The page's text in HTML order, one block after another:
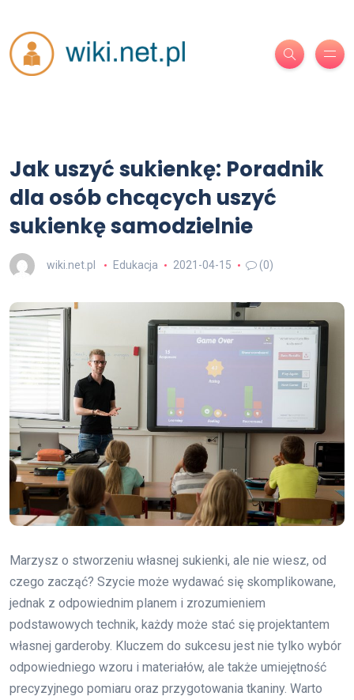
Jak uszyć sukienkę: Poradnik
dla osób chcących uszyć
sukienkę samodzielnie
wiki.net.pl Edukacja 2021-04-15 (0)
Marzysz o stworzeniu własnej sukienki, ale nie wiesz, od
czego zacząć? Szycie może wydawać się skomplikowane,
jednak z odpowiednim planem i zrozumieniem
podstawowych technik, każdy może stać się projektantem
własnej garderoby. Kluczem do sukcesu jest nie tylko wybór
odpowiedniego wzoru i materiałów, ale także umiejętność
precyzyjnego pomiaru oraz przygotowania tkaniny. Warto